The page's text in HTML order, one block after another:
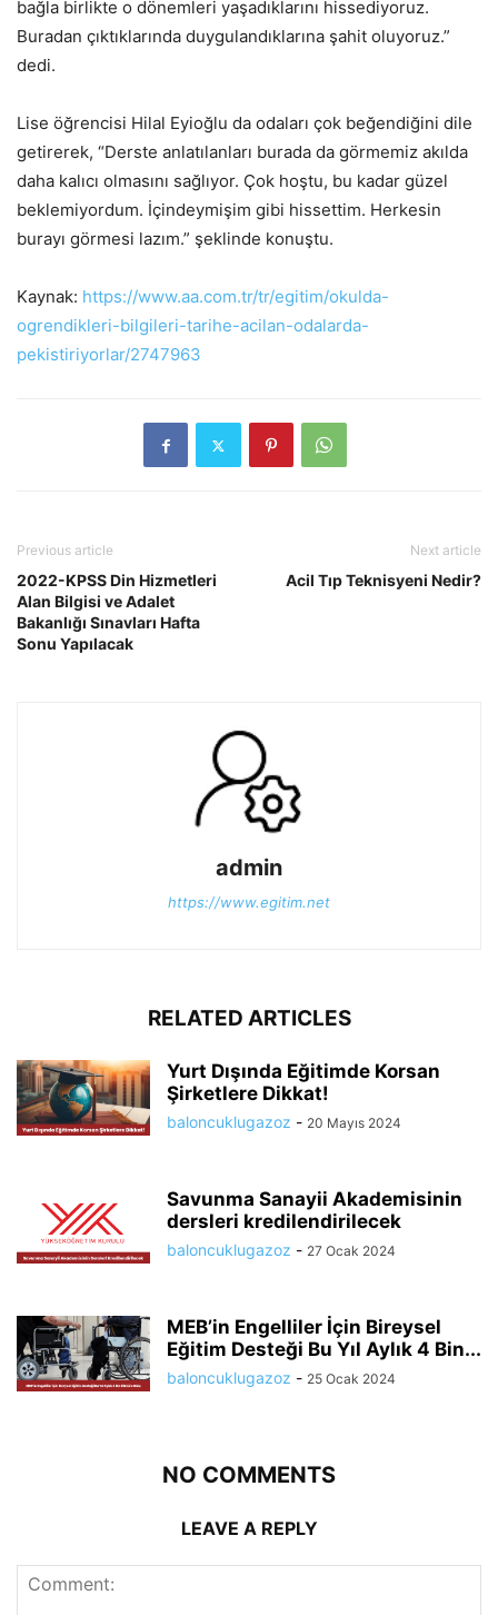
bağla birlikte o dönemleri yaşadıklarını hissediyoruz.
Buradan çıktıklarında duygulandıklarına şahit oluyoruz.”
dedi.
Lise öğrencisi Hilal Eyioğlu da odaları çok beğendiğini dile
getirerek, “Derste anlatılanları burada da görmemiz akılda
daha kalıcı olmasını sağlıyor. Çok hoştu, bu kadar güzel
beklemiyordum. İçindeymişim gibi hissettim. Herkesin
burayı görmesi lazım.” şeklinde konuştu.
Kaynak: https://www.aa.com.tr/tr/egitim/okulda-
ogrendikleri-bilgileri-tarihe-acilan-odalarda-
pekistiriyorlar/2747963
Previous article
2022-KPSS Din Hizmetleri
Alan Bilgisi ve Adalet
Bakanlığı Sınavları Hafta
Sonu Yapılacak
Next article
Acil Tıp Teknisyeni Nedir?
admin
https://www.egitim.net
RELATED ARTICLES
Yurt Dışında Eğitimde Korsan
Şirketlere Dikkat!
baloncuklugazoz - 20 Mayıs 2024
Savunma Sanayii Akademisinin
dersleri kredilendirilecek
baloncuklugazoz - 27 Ocak 2024
MEB’in Engelliler İçin Bireysel
Eğitim Desteği Bu Yıl Aylık 4 Bin...
baloncuklugazoz - 25 Ocak 2024
NO COMMENTS
LEAVE A REPLY